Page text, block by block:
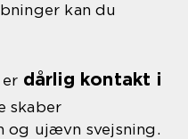
kan du
dårlig kontakt i
skaber
og ujævn svejsning.